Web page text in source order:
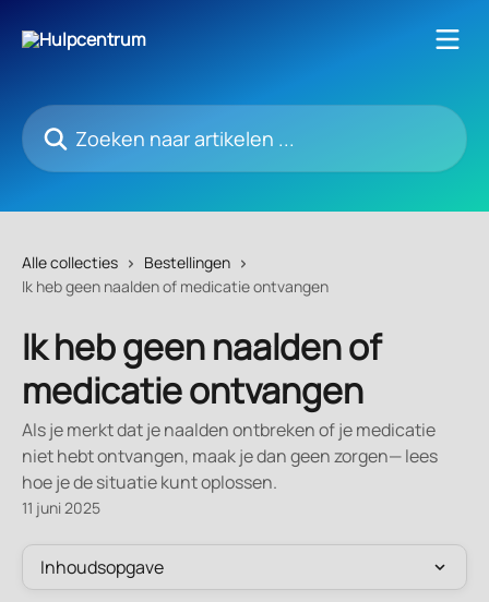
Zoeken naar artikelen ...
Alle collecties
Bestellingen
Ik heb geen naalden of medicatie ontvangen
Ik heb geen naalden of
medicatie ontvangen
Als je merkt dat je naalden ontbreken of je medicatie
niet hebt ontvangen, maak je dan geen zorgen— lees
hoe je de situatie kunt oplossen.
11 juni 2025
Inhoudsopgave